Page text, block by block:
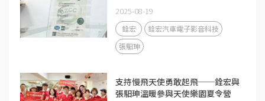
2025-08-19
銓宏
銓宏汽車電子影音科技
張馹珅
支持慢飛天使勇敢起飛──銓宏與
張馹珅溫暖參與天使樂園夏令營